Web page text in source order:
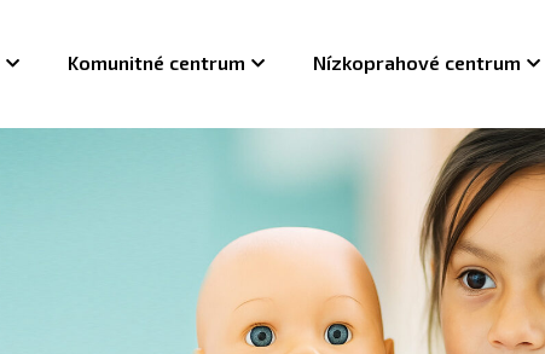
Komunitné centrum Nízkoprahové centrum